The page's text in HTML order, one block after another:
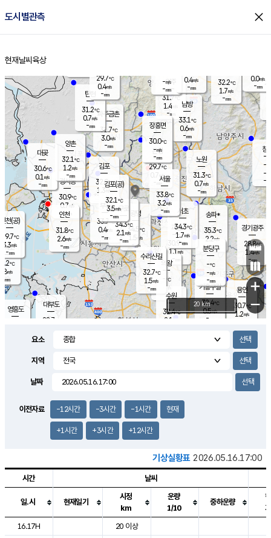
도시별관측 close
홈
현재날씨 육상
의도
℃
m/s
mm
영흥도
양주
31.7℃
1.4
-mm
과천
30.9℃
1.1m/s
- mm
용인
30.7℃
1.2m/s
경기광주
28.8℃
1.4m/s
-mm
1.7m/s
대부도
28.7
경서동
30.9℃
0.7 m/s
-mm
파주금촌
31.7℃
3.0m/s
-mm
32.2℃
1.7m/s
-mm
대곶
30.6℃
0.1 m/s
-mm
창
-
-m/
-
탄현
31.2℃
0.7m/s
-mm
0.0m/s
-mm
의왕
- ℃
m/s
mm
김포
32.0℃
1.3 m/s
mm
광명
34.5 ℃
1.5 m/s
-mm
부천
33.7℃
0.4m/s
-mm
양촌
32.1℃
1.2m/s
-mm
구로
34.3℃
2.1 m/s
-mm
은평
29.7℃
0.7 m/s
- mm
노원
31.3℃
0.7m/s
-mm
송파*
35.3℃
2.2m/s
-mm
서초
34.3℃
1.7m/s
-mm
남방
33.1℃
0.6m/s
-mm
기흥구갈
32.4℃
0.5m/s
-
수리산길
32.7℃
1.5m/s
-mm
분당구
-℃
-m/s
-mm
장흥면
30.0℃
-m/s
-mm
-m/s
-mm
인천(공)
29.7℃
3.3m/s
-mm
김포(공)
32.1℃
3.5m/s
-mm
수원
32.4℃
2.1 m/s
인천
31.8℃
2.6m/s
-mm
서울
33.8℃
3.2m/s
-mm
29.7℃
0.4m/s
-mm
0.4m/s
-mm
+
−
20 km
요소
지역
날짜
이전자료 -12시간 -3시간 -1시간 현재
+1시간 +3시간 +12시간
기상실황표 2026.05.16.17:00
도시별 기상실황표로 지점, 날씨, 기온, 강수, 바람, 기압등을 안내한 표입
시간 날씨
일.시 현재일기
시정
km
운량
1/10
중하운량
16.17H
20 이상